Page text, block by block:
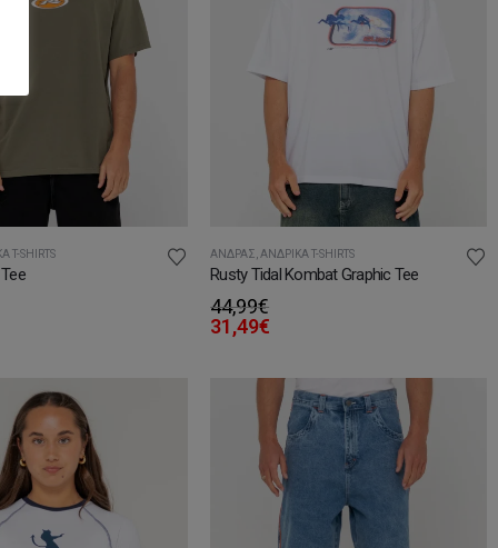
T-SHIRTS ΆΝΔΡΑΣ,ΑΝΔΡΙΚΆ T-SHIRTS
Rusty Tidal Kombat Graphic Tee
44,99€
31,49€